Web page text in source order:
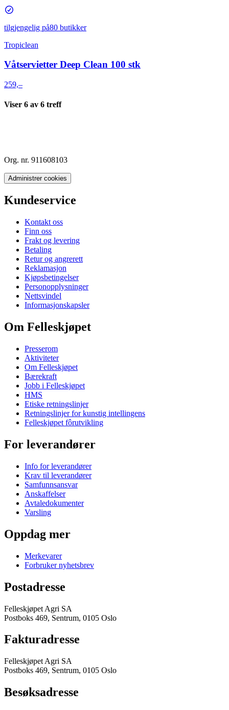
tilgjengelig på80 butikker
Tropiclean
Våtservietter Deep Clean 100 stk
259,–
Viser 6 av 6 treff
Org. nr. 911608103
Administrer cookies
Kundeservice
Kontakt oss
Finn oss
Frakt og levering
Betaling
Retur og angrerett
Reklamasjon
Kjøpsbetingelser
Personopplysninger
Nettsvindel
Informasjonskapsler
Om Felleskjøpet
Presserom
Aktiviteter
Om Felleskjøpet
Bærekraft
Jobb i Felleskjøpet
HMS
Etiske retningslinjer
Retningslinjer for kunstig intellingens
Felleskjøpet fôrutvikling
For leverandører
Info for leverandører
Krav til leverandører
Samfunnsansvar
Anskaffelser
Avtaledokumenter
Varsling
Oppdag mer
Merkevarer
Forbruker nyhetsbrev
Postadresse
Felleskjøpet Agri SA
Postboks 469, Sentrum, 0105 Oslo
Fakturadresse
Felleskjøpet Agri SA
Postboks 469, Sentrum, 0105 Oslo
Besøksadresse